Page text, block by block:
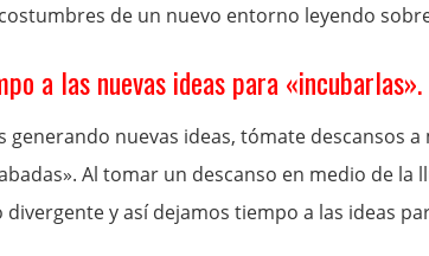
de un nuevo entorno leyendo
a las nuevas ideas para «incubarlas».
generando nuevas ideas, tómate descansos
Al tomar un descanso en medio de la
y así dejamos tiempo a las ideas